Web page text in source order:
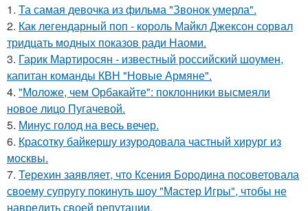
1. Та самая девочка из фильма "Звонок умерла".
2. Как легендарный поп - король Майкл Джексон сорвал
тридцать модных показов ради Наоми.
3. Гарик Мартиросян - известный российский шоумен,
капитан команды КВН "Новые Армяне".
4. "Моложе, чем Орбакайте": поклонники высмеяли
новое лицо Пугачевой.
5. Минус голод на весь вечер.
6. Красотку байкершу изуродовала частный хирург из
москвы.
7. Терехин заявляет, что Ксения Бородина посоветовала
своему супругу покинуть шоу "Мастер Игры", чтобы не
навредить своей репутации.